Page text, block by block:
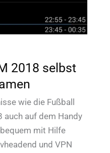
2018 selbst
wie die Fußball
auf dem Handy
mit Hilfe
und VPN